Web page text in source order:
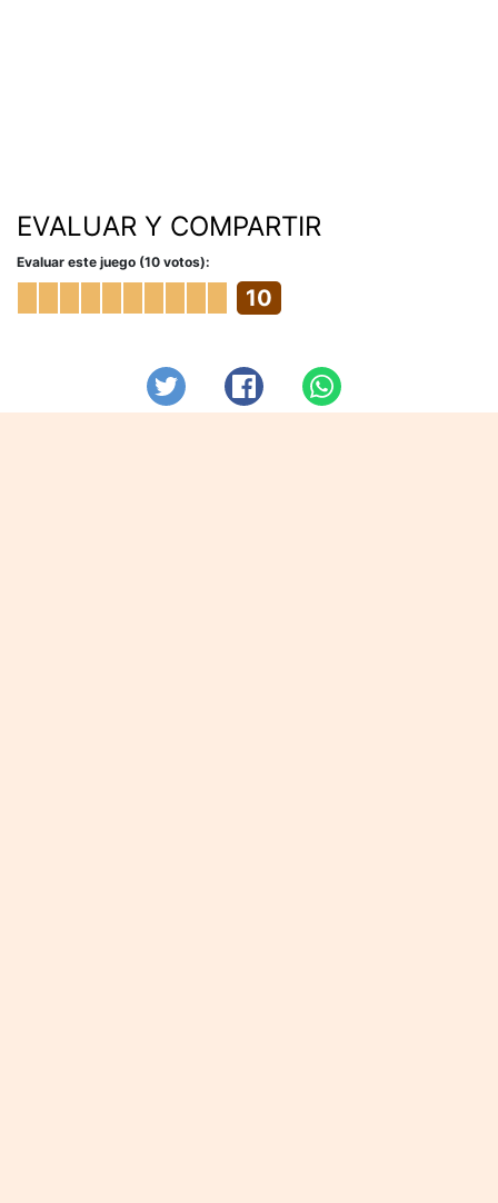
EVALUAR Y COMPARTIR
Evaluar este juego (10 votos):
10